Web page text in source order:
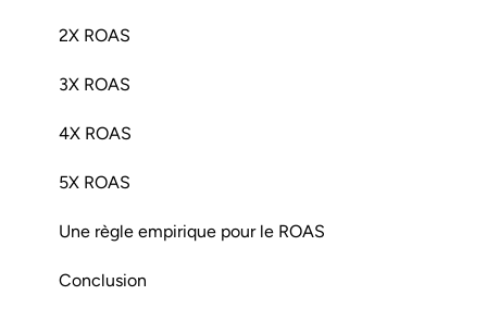
2X ROAS
3X ROAS
4X ROAS
5X ROAS
Une règle empirique pour le ROAS
Conclusion